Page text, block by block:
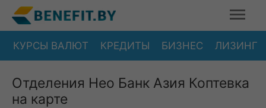
КУРСЫ ВАЛЮТ КРЕДИТЫ БИЗНЕС ЛИЗИНГ
Отделения Нео Банк Азия Коптевка
на карте